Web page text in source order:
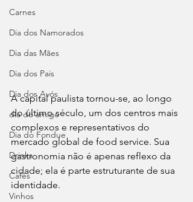
Carnes
Dia dos Namorados
Dia das Mães
Dia dos Pais
Dia dos Avós
dia do amigo
Dia do Fondue
Drinks
Cafés
Vinhos
A capital paulista tornou-se, ao longo
do último século, um dos centros mais
complexos e representativos do
mercado global de food service. Sua
gastronomia não é apenas reflexo da
cidade; ela é parte estruturante de sua
identidade.